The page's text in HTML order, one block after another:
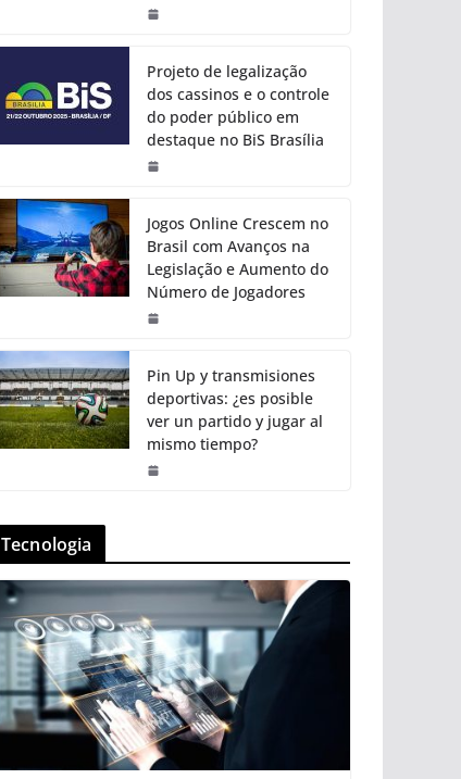
Projeto de legalização
dos cassinos e o controle
do poder público em
destaque no BiS Brasília
Jogos Online Crescem no
Brasil com Avanços na
Legislação e Aumento do
Número de Jogadores
Pin Up y transmisiones
deportivas: ¿es posible
ver un partido y jugar al
mismo tiempo?
Tecnologia